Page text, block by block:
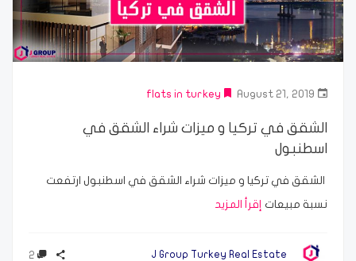
August 21, 2019
flats in turkey
الشقق في تركيا و ميزات شراء الشقق في
اسطنبول
الشقق في تركيا و ميزات شراء الشقق في اسطنبول ارتفعت
نسبة مبيعات إقرأ المزيد
J Group Turkey Real Estate
2